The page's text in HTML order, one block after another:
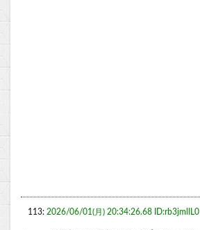
113: 2026/06/01(月) 20:34:26.68 ID:rb3jmllL0